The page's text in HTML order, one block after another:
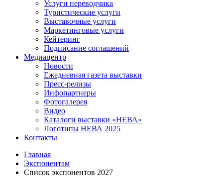
Услуги переводчика
Туристические услуги
Выставочные услуги
Маркетинговые услуги
Кейтеринг
Подписание соглашений
Медиацентр
Новости
Ежедневная газета выставки
Пресс-релизы
Инфопартнеры
Фотогалерея
Видео
Каталоги выставки «НЕВА»
Логотипы НЕВА 2025
Контакты
Главная
Экспонентам
Список экспонентов 2027